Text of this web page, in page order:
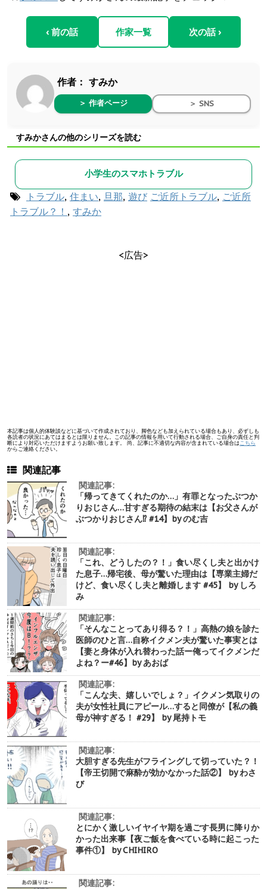
‹ 前の話 作家一覧 次の話 ›
作者： すみか
＞ 作者ページ ＞ SNS
すみかさんの他のシリーズを読む
小学生のスマホトラブル
トラブル, 住まい, 旦那, 遊び ご近所トラブル, ご近所
トラブル？！ , すみか
<広告>
本記事は個人的体験談などに基づいて作成されており、脚色なども加えられている場合もあり、必ずしも
各読者の状況にあてはまるとは限りません。この記事の情報を用いて行動される場合、ご自身の責任と判
断により対応いただけますようお願い致します。 尚、記事に不適切な内容が含まれている場合は こちら
からご連絡ください。
関連記事
関連記事:
「帰ってきてくれたのか…」有罪となったぶつか
りおじさん…甘すぎる期待の結末は【お父さんが
ぶつかりおじさん⁉︎ #14】by のむ吉
関連記事:
「これ、どうしたの？！」食い尽くし夫と出かけ
た息子…帰宅後、母が驚いた理由は【専業主婦だ
けど、食い尽くし夫と離婚します #45】 by しろ
み
関連記事:
「そんなことってあり得る？！」高熱の娘を診た
医師のひと言…自称イクメン夫が驚いた事実とは
【妻と身体が入れ替わった話ー俺ってイクメンだ
よね？ー#46】by あおば
関連記事:
「こんな夫、嬉しいでしょ？」イクメン気取りの
夫が女性社員にアピール…すると同僚が【私の義
母が神すぎる！ #29】 by 尾持トモ
関連記事:
大胆すぎる先生がフライングして切っていた？！
【帝王切開で麻酔が効かなかった話②】 by わさ
び
関連記事:
とにかく激しいイヤイヤ期を過ごす長男に降りか
かった出来事【夜ご飯を食べている時に起こった
事件①】 by CHIHIRO
関連記事: